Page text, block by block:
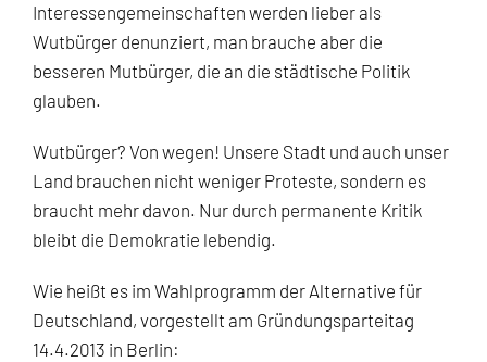
Interessengemeinschaften werden lieber als
Wutbürger denunziert, man brauche aber die
besseren Mutbürger, die an die städtische Politik
glauben.
Wutbürger? Von wegen! Unsere Stadt und auch unser
Land brauchen nicht weniger Proteste, sondern es
braucht mehr davon. Nur durch permanente Kritik
bleibt die Demokratie lebendig.
Wie heißt es im Wahlprogramm der Alternative für
Deutschland, vorgestellt am Gründungsparteitag
14.4.2013 in Berlin: